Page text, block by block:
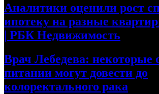
Аналитики оценили рост
ипотеку на разные
| РБК Недвижимость
Врач Лебедева: некоторые
питании могут довести до
колоректального рака